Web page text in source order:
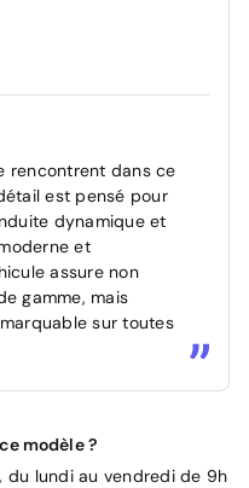
rencontrent dans ce
est pensé pour
dynamique et
et
assure non
gamme, mais
sur toutes
modèle ?
, du lundi au vendredi de 9h